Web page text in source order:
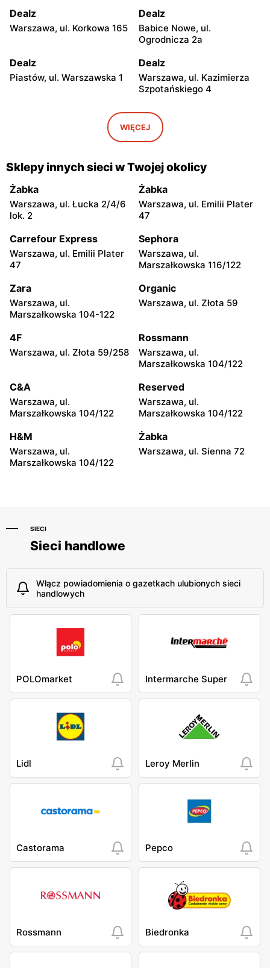
Dealz
Warszawa, ul. Korkowa 165
Dealz
Babice Nowe, ul.
Ogrodnicza 2a
Dealz
Piastów, ul. Warszawska 1
Dealz
Warszawa, ul. Kazimierza
Szpotańskiego 4
Dealz
Jabłonna, ul. Edukacyjna 2
Dealz
Piaseczno, ul. Dworcowa 21
Dealz
Legionowo, ul. Jerzego
Siwińskiego 2
Dealz Dealz
Kuklińskiego 1
Dealz Dealz
Rzemieślnicza 23
Dealz
Żyrardowska 14
Dealz
Konstantego Rudzkiego 9
Dealz Dealz
Dealz
Łochów, ul. Wolności 19
Dealz
Płońsk, ul. Warszawska 59
Dealz
Płońsk, ul. Żołnierzy
Wyklętych 12
Dealz
Rawa Mazowiecka al.
WIĘCEJ
Sklepy innych sieci w Twojej okolicy
Żabka
Warszawa, ul. Łucka 2/4/6
lok. 2
Żabka
Warszawa, ul. Emilii Plater
47
Carrefour Express
Warszawa, ul. Emilii Plater
47
Sephora
Warszawa, ul.
Marszałkowska 116/122
Zara
Warszawa, ul.
Marszałkowska 104-122
Organic
Warszawa, ul. Złota 59
4F
Warszawa, ul. Złota 59/258
Rossmann
Warszawa, ul.
Marszałkowska 104/122
C&A
Warszawa, ul.
Marszałkowska 104/122
Reserved
Warszawa, ul.
Marszałkowska 104/122
H&M
Warszawa, ul.
Marszałkowska 104/122
Żabka
Warszawa, ul. Sienna 72
SIECI
Sieci handlowe
Włącz powiadomienia o gazetkach ulubionych sieci
handlowych
POLOmarket Intermarche Super
Lidl Leroy Merlin
Castorama Pepco
Rossmann Biedronka